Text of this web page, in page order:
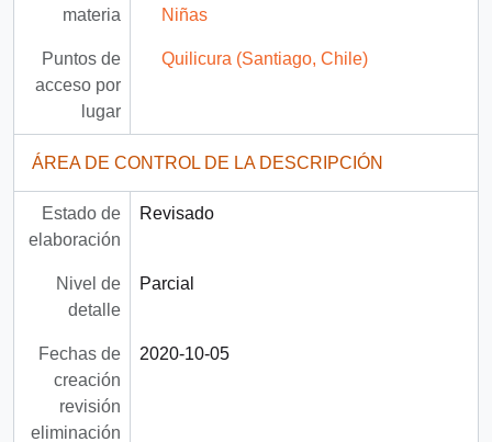
materia
Niñas
Puntos de
acceso por
lugar
Quilicura (Santiago, Chile)
ÁREA DE CONTROL DE LA DESCRIPCIÓN
Estado de
elaboración
Revisado
Nivel de
detalle
Parcial
Fechas de
creación
revisión
eliminación
2020-10-05